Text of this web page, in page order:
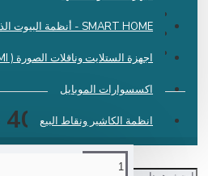
SMART HOME - أنظمة البيوت الذكية
اجهزة الستلايت وناقلات الصورة ( HDMI )
اكسسوارات الموبايل
انظمة الكاشير ونقاط البيع
40,250 دينار عراقي